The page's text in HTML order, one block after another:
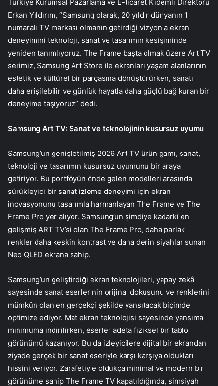
Türkiye Kurumsal Pazarlama ve E-ticaret Kıdemli Direktörü
Erkan Yıldırım, “Samsung olarak, 20 yıldır dünyanın 1
numaralı TV markası olmanın getirdiği vizyonla ekran
deneyimini teknoloji, sanat ve tasarımın kesişiminde
yeniden tanımlıyoruz. The Frame başta olmak üzere Art TV
serimiz, Samsung Art Store ile ekranları yaşam alanlarının
estetik ve kültürel bir parçasına dönüştürürken, sanatı
daha erişilebilir ve günlük hayatla daha güçlü bağ kuran bir
deneyime taşıyoruz” dedi.
Samsung Art TV: Sanat ve teknolojinin kusursuz uyumu
Samsung’un genişletilmiş 2026 Art TV ürün gamı, sanat,
teknoloji ve tasarımın kusursuz uyumunu bir araya
getiriyor. Bu portföyün önde gelen modelleri arasında
sürükleyici bir sanat izleme deneyimi için ekran
inovasyonunu tasarımla harmanlayan The Frame ve The
Frame Pro yer alıyor. Samsung’un şimdiye kadarki en
gelişmiş ART TV’si olan The Frame Pro, daha parlak
renkler daha keskin kontrast ve daha derin siyahlar sunan
Neo QLED ekrana sahip.
Samsung’un geliştirdiği ekran teknolojileri, yapay zekâ
sayesinde sanat eserlerinin orijinal dokusunu ve renklerini
mümkün olan en gerçekçi şekilde yansıtacak biçimde
optimize ediyor. Mat ekran teknolojisi sayesinde yansıma
minimuma indirilirken, eserler adeta fiziksel bir tablo
görünümü kazanıyor. Bu da izleyicilere dijital bir ekrandan
ziyade gerçek bir sanat eseriyle karşı karşıya oldukları
hissini veriyor. Zarafetiyle oldukça minimal ve modern bir
görünüme sahip The Frame TV kapatıldığında, simsiyah